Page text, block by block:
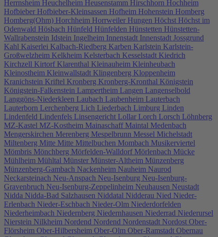
Herrnsheim Heuchelheim Heusenstamm Hirschhorn Hochheim
Hofbieber Hofbieber-Kleinsassen Hofheim Hohenstein Homberg
Homberg(Ohm) Horchheim Horrweiler Hungen Höchst Höchst im
Odenwald Hösbach Hünfeld Hünfelden Hünstetten Hünstetten-
Wallrabenstein Idstein Ingelheim Innenstadt Innenstadt Jossgrund
Kahl Kaiserlei Kalbach-Riedberg Karben Karlstein Karlstein-
Großwelzheim Kelkheim Kelsterbach Kesselstadt Kiedrich
Kirchzell Kirtorf Klarenthal Kleinauheim Kleinheubach
Kleinostheim Kleinwallstadt Klingenberg Kloppenheim
Kranichstein Kriftel Kronberg Kronberg-Kronthal Königstein
Königstein-Falkenstein Lampertheim Langen Langenselbold
Langgöns-Niederkleen Laubach Laubenheim Lauterbach
Lauterborn Lerchenberg Lich Liederbach Limburg Linden
Lindenfeld Lindenfels Linsengericht Lollar Lorch Lorsch Löhnberg
MZ-Kastel MZ-Kostheim Mainaschaff Maintal Medenbach
Mengerskirchen Merenberg Mespelbrunn Messel Michelstadt
Miltenberg Mitte Mitte Mittelbuchen Mombach Musikerviertel
Mömbris Mönchberg Mörfelden-Walldorf Mörlenbach Mücke
Mühlheim Mühltal Münster Münster-Altheim Münzenberg
Münzenberg-Gambach Nackenheim Nauheim Naurod
Neckarsteinach Neu-Anspach Neu-Isenburg Neu-Isenburg-
Gravenbruch Neu-Isenburg-Zeppelinheim Neuhausen Neustadt
Nidda Nidda-Bad Salzhausen Niddatal Nidderau Nied Nieder-
Erlenbach Nieder-Eschbach Nieder-Olm Niederdorfelden
Niederheimbach Niedernberg Niedernhausen Niederrad Niederursel
Nierstein Nilkheim Nordend Nordend Nordenstadt Nordost Ober-
Flörsheim Ober-Hilbersheim Ober-Olm Ober-Ramstadt Obernau